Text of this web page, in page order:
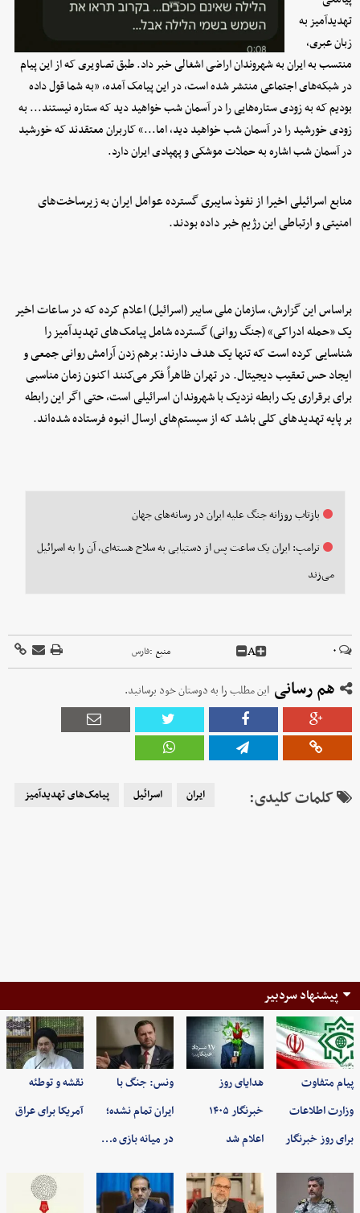
تهدیدآمیز به
زبان عبری،
منتسب به ایران به شهروندان اراضی اشغالی خبر داد. طبق تصاویری که از این پیام
در شبکه‌های اجتماعی منتشر شده است، در این پیامک آمده، «به شما قول داده
بودیم که به زودی ستاره‌هایی را در آسمان شب خواهید دید که ستاره نیستند... به
زودی خورشید را در آسمان شب خواهید دید، اما...» کاربران معتقدند که خورشید
در آسمان شب اشاره به حملات موشکی و پهپادی ایران دارد.
منابع اسرائیلی اخیرا از نفوذ سایبری گسترده عوامل ایران به زیرساخت‌های
امنیتی و ارتباطی این رژیم خبر داده بودند.
براساس این گزارش، سازمان ملی سایبر (اسرائیل) اعلام کرده که در ساعات اخیر
یک «حمله ادراکی» (جنگ روانی) گسترده شامل پیامک‌های تهدیدآمیز را
شناسایی کرده است که تنها یک هدف دارند: برهم زدن آرامش روانی جمعی و
ایجاد حس تعقیب دیجیتال. در تهران ظاهراً فکر می‌کنند اکنون زمان مناسبی
برای برقراری یک رابطه نزدیک با شهروندان اسرائیلی است، حتی اگر این رابطه
بر پایه تهدیدهای کلی باشد که از سیستم‌های ارسال انبوه فرستاده شده‌اند.
بازتاب روزانه جنگ علیه ایران در رسانه‌های جهان
ترامپ: ایران یک ساعت پس از دستیابی به سلاح هسته‌ای، آن را به اسرائیل
می‌زند
۰ A منبع :فارس
هم رسانی این مطلب را به دوستان خود برسانید.
کلمات کلیدی: ایران اسرائیل پیامک‌های تهدیدآمیز
پیشنهاد سردبیر
پیام متفاوت
وزارت اطلاعات
برای روز خبرنگار
هدایای روز
خبرنگار ۱۴۰۵
اعلام شد
ونس: جنگ با
ایران تمام نشده؛
در میانه بازی ه…
نقشه و توطئه
آمریکا برای عراق